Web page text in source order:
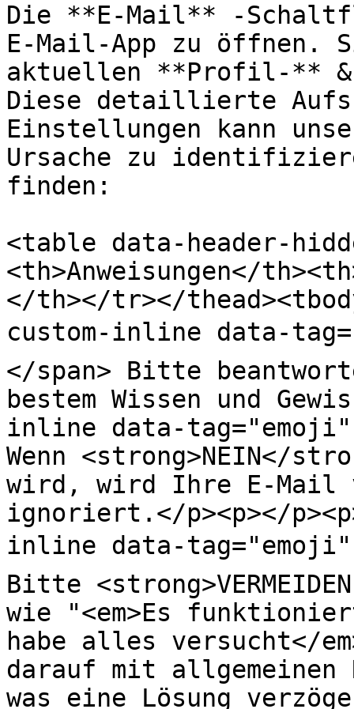
Die **E-Mail** -
E-Mail-App zu öffnen.
aktuellen **Profil-** &
Diese detaillierte
Einstellungen kann
Ursache zu
finden:
<table data-header-
<th>Anweisungen</
</th></tr></
custom-inline data-
</span> Bitte
bestem Wissen und
inline data-tag="emoji"
Wenn <strong>NEIN</
wird, wird Ihre E-Mail
ignoriert.</p><p></
inline data-tag="emoji"
Bitte
wie "<em>Es
habe alles versucht</
darauf mit allgemeinen
was eine Lösung